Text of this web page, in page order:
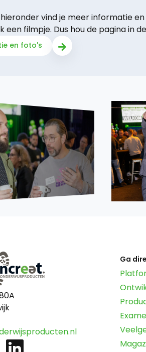
vind je meer informatie en
een filmpje. Dus hou de pagina in
en foto's
Ga